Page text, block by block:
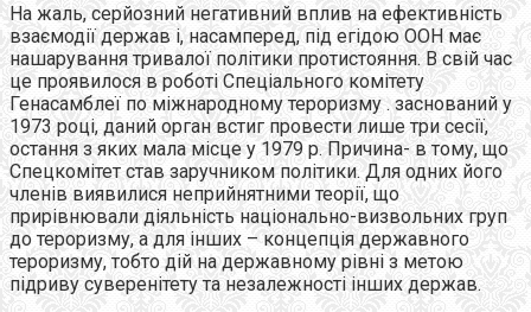
На жаль, серйозний негативний вплив на ефективність
взаємодії держав і, насамперед, під егідою ООН має
нашарування тривалої політики протистояння. В свій час
це проявилося в роботі Спеціального комітету
Генасамблеї по міжнародному тероризму . заснований у
1973 році, даний орган встиг провести лише три сесії,
остання з яких мала місце у 1979 р. Причина- в тому, що
Спецкомітет став заручником політики. Для одних його
членів виявилися неприйнятними теорії, що
прирівнювали діяльність національно-визвольних груп
до тероризму, а для інших – концепція державного
тероризму, тобто дій на державному рівні з метою
підриву суверенітету та незалежності інших держав.